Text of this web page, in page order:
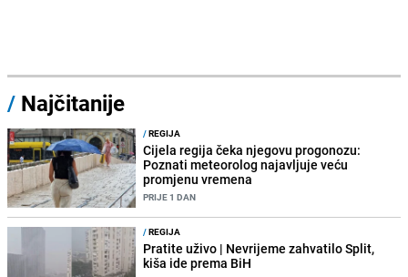
/ Najčitanije
/REGIJA
Cijela regija čeka njegovu progonozu:
Poznati meteorolog najavljuje veću
promjenu vremena
PRIJE 1 DAN
/REGIJA
Pratite uživo | Nevrijeme zahvatilo Split,
kiša ide prema BiH